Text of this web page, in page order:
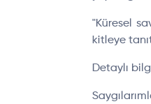
"Küresel
kitleye
Detaylı